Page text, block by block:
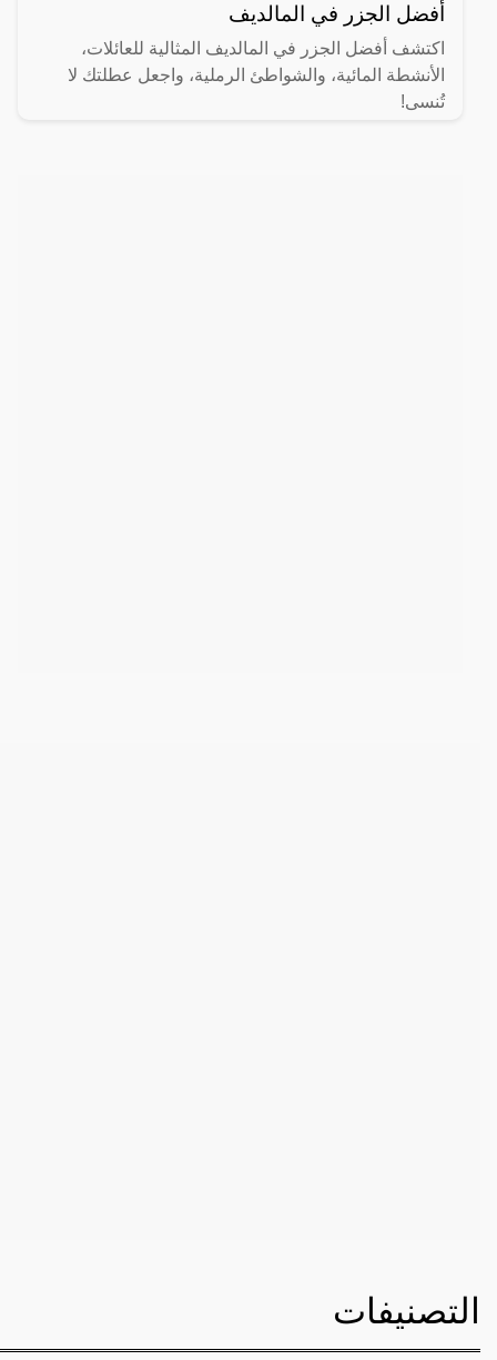
أفضل الجزر في المالديف
اكتشف أفضل الجزر في المالديف المثالية للعائلات،
الأنشطة المائية، والشواطئ الرملية، واجعل عطلتك لا
تُنسى!
التصنيفات